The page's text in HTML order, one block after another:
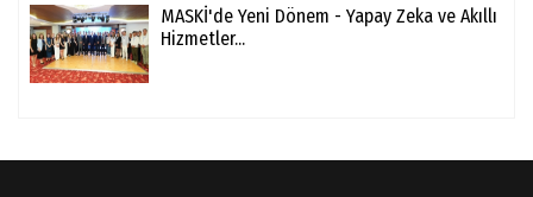
MASKİ'de Yeni Dönem - Yapay Zeka ve Akıllı
Hizmetler...